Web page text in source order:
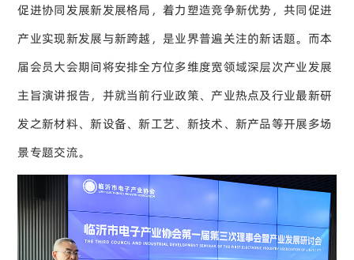
促进协同发展新发展格局，着力塑造竞争新优势，共同促进
产业实现新发展与新跨越，是业界普遍关注的新话题。而本
届会员大会期间将安排全方位多维度宽领域深层次产业发展
主旨演讲报告，并就当前行业政策、产业热点及行业最新研
发之新材料、新设备、新工艺、新技术、新产品等开展多场
景专题交流。